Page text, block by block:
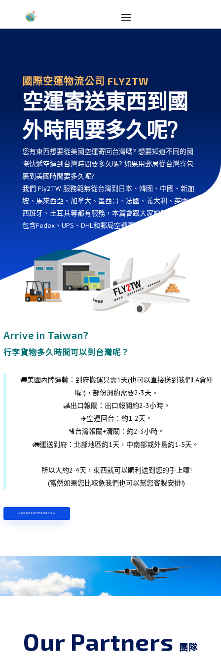
國際空運物流公司 FLY2TW
空運寄送東西到國
外時間要多久呢?
您有東西想要從美國空運寄回台灣嗎? 想要知道不同的國
際快遞空運到台灣時間要多久嗎? 如果用郵局從台灣寄包
裹到美國時間要多久呢?
我們 Fly2TW 服務範無從台灣到日本、韓國、中國、新加
坡、馬來西亞、加拿大、墨西哥、法國、義大利、英國、
西班牙、土耳其等都有服務，本篇會跟大家說明空運快遞
包含Fedex、UPS、DHL和郵局空運要幾天。
Arrive in Taiwan?
行李貨物多久時間可以到台灣呢？
🚚美國內陸運輸：到府搬運只需1天(也可以直接送到我們LA倉庫
喔!)，部份洲約需要2-3天。
🛃出口報關：出口報關約2-3小時。
✈️空運回台：約1-2天。
🛂台灣報關+清關：約2-3小時。
🚛運送到府：北部地區約1天，中南部或外島約1-5天。
所以大約2-4天，東西就可以順利送到您的手上囉!
(當然如果您比較急我們也可以幫您客製安排!)
🤗點這看更多我們空運經驗分享🤗
Our Partners 團隊